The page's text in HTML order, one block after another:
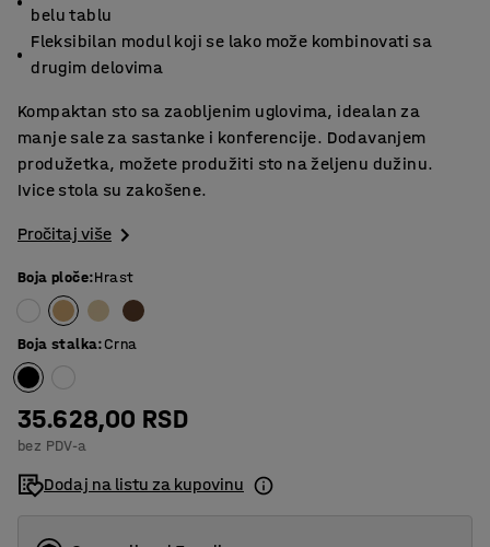
belu tablu
Fleksibilan modul koji se lako može kombinovati sa
drugim delovima
Kompaktan sto sa zaobljenim uglovima, idealan za
manje sale za sastanke i konferencije. Dodavanjem
produžetka, možete produžiti sto na željenu dužinu.
Ivice stola su zakošene.
Pročitaj više
Boja ploče:Hrast
Boja stalka:Crna
35.628,00 RSD
bez PDV-a
Dodaj na listu za kupovinu